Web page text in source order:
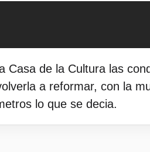
Casa de la Cultura las
a reformar, con la
lo que se decia.